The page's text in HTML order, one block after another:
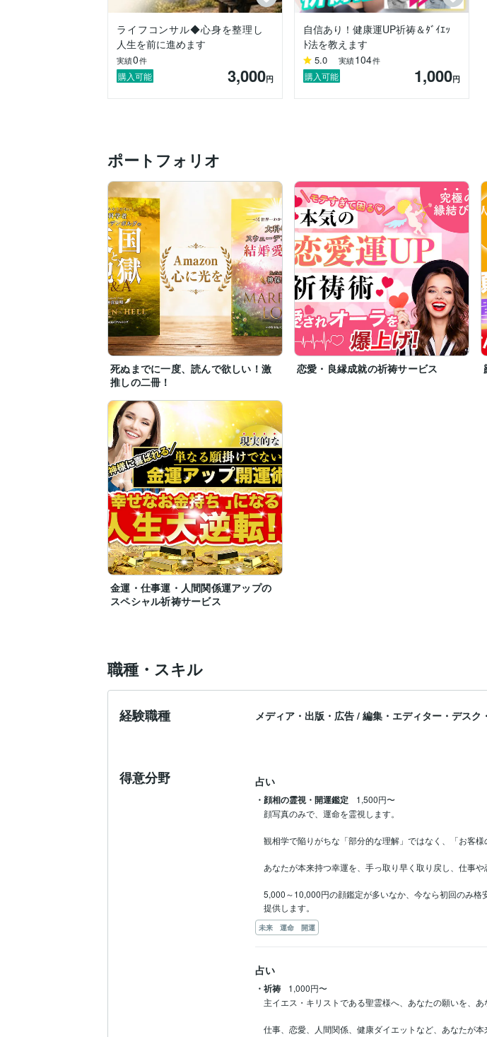
これら一つひとつを言語化し
❝目に見える形に整理❞していきます。
３．最後に、
必要に応じて
引き寄せの法則など、
スピリチュアルな視点も取り入れながら、
あなた自身が心から納得できる❝答えを一緒に見つけて❞いきます。
そして一歩ずつ前へ進みながら、
あなたが❝本当に望む未来へ近づくためのお手伝い❞をさせていただきます。
生き方や考え方に無理や無駄が無かったかを
あらためて洗い直して明確化し、もし、そこに無理や無駄があれば、
少しずつ時間をかけて一緒にスッキリさせていきます。
いわば、あなたが
❝幸せに生きるための人生のプロセス・意識改革❞を
一緒に進めていきます。
長いスパンで確実な効果を出すため、
❝2カ月以降にお得な割引がある定期購入❞がおススメです。
この部屋を訪れたあなたは
❝想像もしなかった気づきや新しい人生の見方❞
に出会えるかもしれません。
本サービスによって、あなたの運命を、成功・幸福に変えてゆきましょう！
自信あります！
#コンサルティング　#ライフコンサル　#人生の再構築　#断捨離　#整理整頓
ップ　#仕事運アップ　#人間関係運アップ　#ダイエット　#健康運アップ　#
アップ　#運命鑑定
ライフコンサル◆心身を整理し
人生を前に進めます
実績0件
購入可能 3,000円
自信あり！健康運UP祈祷＆ﾀﾞｲｴｯ
ﾄ法を教えます
5.0 実績104件
購入可能 1,000円
ポートフォリオ
死ぬまでに一度、読んで欲しい！激
推しの二冊！
恋愛・良縁成就の祈祷サービス
金運・仕事運・人間関係運アップの
スペシャル祈祷サービス
職種・スキル
経験職種 メディア・出版・広告 / 編集・エディター・デスク
得意分野 占い
・顔相の霊視・開運鑑定
1,500円〜
顔写真のみで、運命を霊視します。
観相学で陥りがちな「部分的な理解」ではなく、「お客
あなたが本来持つ幸運を、手っ取り早く取り戻し、仕事や
5,000～10,000円の顔鑑定が多いなか、今なら初回のみ
提供します。
未来 運命 開運
占い
・祈祷
1,000円〜
主イエス・キリストである聖霊様へ、あなたの願いを、あ
仕事、恋愛、人間関係、健康ダイエットなど、あなたが